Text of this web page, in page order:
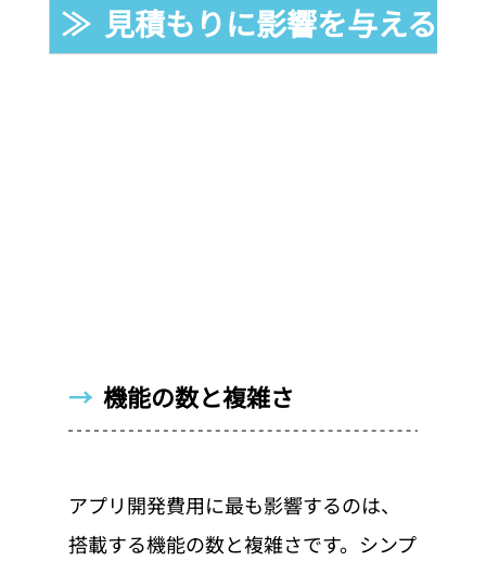
≫  見積もりに影響を与える要
→ 機能の数と複雑さ
アプリ開発費用に最も影響するのは、
搭載する機能の数と複雑さです。シンプ